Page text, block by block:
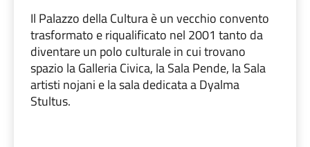
Il Palazzo della Cultura è un vecchio convento
trasformato e riqualificato nel 2001 tanto da
diventare un polo culturale in cui trovano
spazio la Galleria Civica, la Sala Pende, la Sala
artisti nojani e la sala dedicata a Dyalma
Stultus.